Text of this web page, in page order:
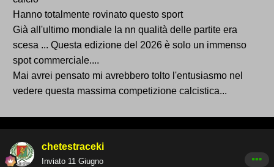
Hanno totalmente rovinato questo sport
Già all'ultimo mondiale la nn qualità delle partite era
scesa ... Questa edizione del 2026 è solo un immenso
spot commerciale....
Mai avrei pensato mi avrebbero tolto l'entusiasmo nel
vedere questa massima competizione calcistica...
chetestraceki
Inviato 11 Giugno